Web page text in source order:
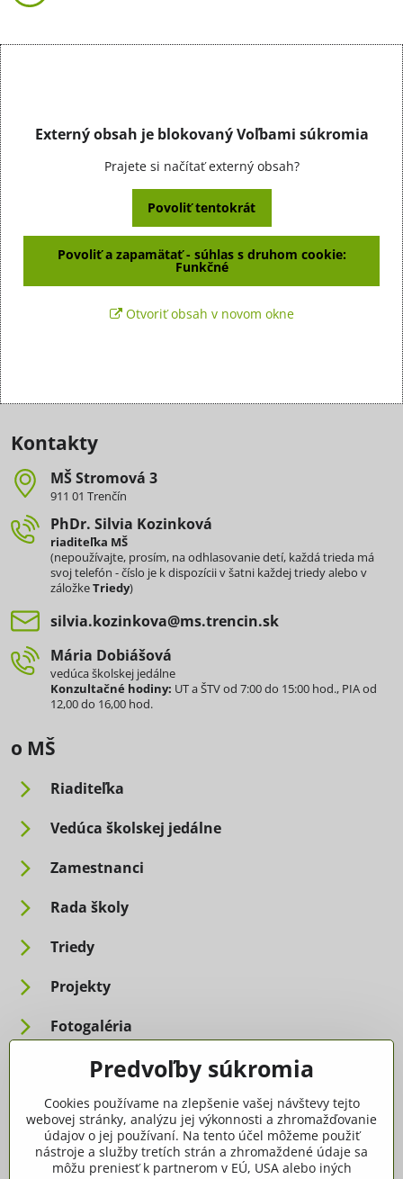
Externý obsah je blokovaný Voľbami súkromia
Prajete si načítať externý obsah?
Povoliť tentokrát
Povoliť a zapamätať - súhlas s druhom cookie:
Funkčné
Otvoriť obsah v novom okne
Kontakty
MŠ Stromová 3
911 01 Trenčín
PhDr​. Silvia Kozinková
riaditeľka MŠ
(nepoužívajte, prosím, na odhlasovanie detí, každá trieda má
svoj telefón - číslo je k dispozícii v šatni každej triedy alebo v
záložkeTriedy)
silvia​.kozinkova​@ms​.trencin​.sk
Mária Dobiášová
vedúca školskej jedálne
Konzultačné hodiny: UT a ŠTV od 7:00 do 15:00 hod., PIA od
12,00 do 16,00 hod.
o MŠ
Riaditeľka
Vedúca školskej jedálne
Zamestnanci
Rada školy
Triedy
Projekty
Fotogaléria
Informácie pre rodičov
Dôležité informácie
Ako spracúvame osobné údaje
Predvoľby súkromia
Cookies používame na zlepšenie vašej návštevy tejto
webovej stránky, analýzu jej výkonnosti a zhromažďovanie
údajov o jej používaní. Na tento účel môžeme použiť
nástroje a služby tretích strán a zhromaždené údaje sa
môžu preniesť k partnerom v EÚ, USA alebo iných